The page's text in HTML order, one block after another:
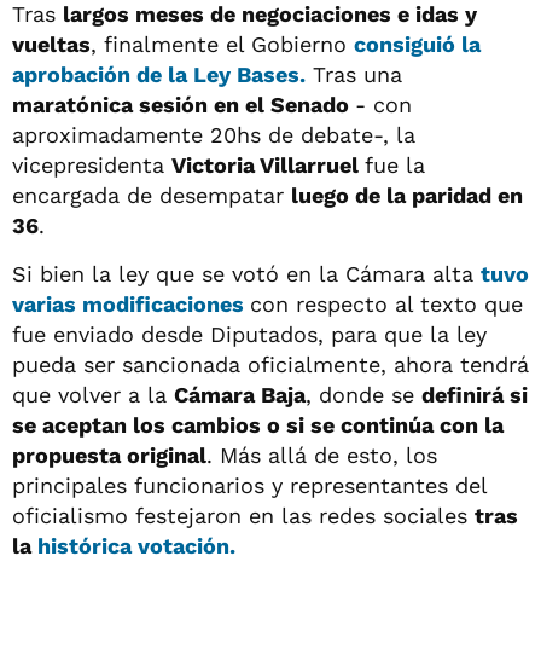
Tras largos meses de negociaciones e idas y
vueltas, finalmente el Gobierno consiguió la
aprobación de la Ley Bases. Tras una
maratónica sesión en el Senado - con
aproximadamente 20hs de debate-, la
vicepresidenta Victoria Villarruel fue la
encargada de desempatar luego de la paridad en
36.
Si bien la ley que se votó en la Cámara alta tuvo
varias modificaciones con respecto al texto que
fue enviado desde Diputados, para que la ley
pueda ser sancionada oficialmente, ahora tendrá
que volver a la Cámara Baja, donde se definirá si
se aceptan los cambios o si se continúa con la
propuesta original. Más allá de esto, los
principales funcionarios y representantes del
oficialismo festejaron en las redes sociales tras
la histórica votación.